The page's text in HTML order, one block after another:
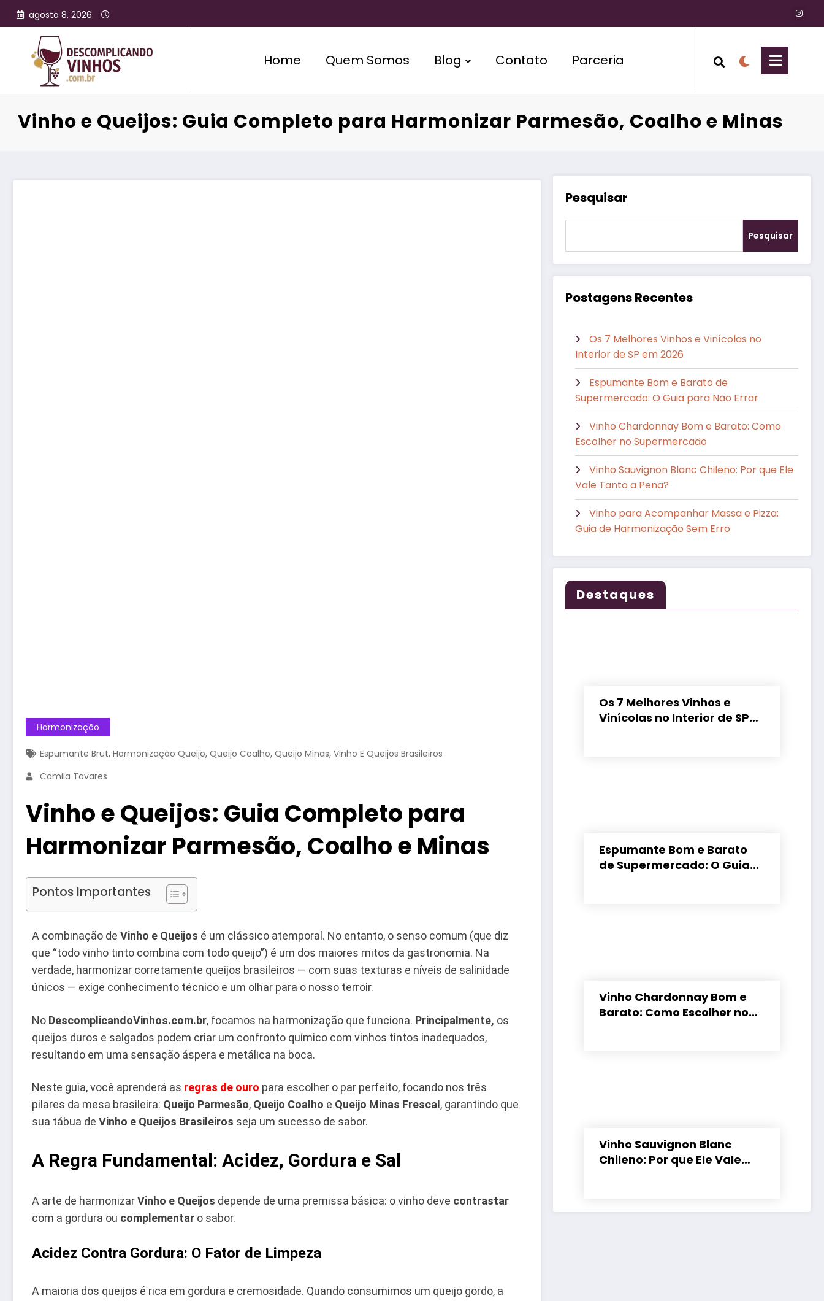
agosto 8, 2026
Home Quem Somos Blog Contato Parceria
Vinho e Queijos: Guia Completo para Harmonizar Parmesão, Coalho e Minas
Harmonização
Espumante Brut, Harmonização Queijo, Queijo Coalho, Queijo Minas, Vinho E Queijos Brasileiros
Camila Tavares
Vinho e Queijos: Guia Completo para
Harmonizar Parmesão, Coalho e Minas
Pontos Importantes
A combinação de Vinho e Queijos é um clássico atemporal. No entanto, o senso comum (que diz
que “todo vinho tinto combina com todo queijo”) é um dos maiores mitos da gastronomia. Na
verdade, harmonizar corretamente queijos brasileiros — com suas texturas e níveis de salinidade
únicos — exige conhecimento técnico e um olhar para o nosso terroir.
No DescomplicandoVinhos.com.br, focamos na harmonização que funciona. Principalmente, os
queijos duros e salgados podem criar um confronto químico com vinhos tintos inadequados,
resultando em uma sensação áspera e metálica na boca.
Neste guia, você aprenderá as regras de ouro para escolher o par perfeito, focando nos três
pilares da mesa brasileira: Queijo Parmesão, Queijo Coalho e Queijo Minas Frescal , garantindo que
sua tábua de Vinho e Queijos Brasileiros seja um sucesso de sabor.
A Regra Fundamental: Acidez, Gordura e Sal
A arte de harmonizarVinho e Queijos depende de uma premissa básica: o vinho deve contrastar
com a gordura ou complementar o sabor.
Acidez Contra Gordura: O Fator de Limpeza
A maioria dos queijos é rica em gordura e cremosidade. Quando consumimos um queijo gordo, a
Pesquisar
Pesquisar
Postagens Recentes
Os 7 Melhores Vinhos e Vinícolas no
Interior de SP em 2026
Espumante Bom e Barato de
Supermercado: O Guia para Não Errar
Vinho Chardonnay Bom e Barato: Como
Escolher no Supermercado
Vinho Sauvignon Blanc Chileno: Por que Ele
Vale Tanto a Pena?
Vinho para Acompanhar Massa e Pizza:
Guia de Harmonização Sem Erro
Destaques
Os 7 Melhores Vinhos e
Vinícolas no Interior de SP
Espumante Bom e Barato
de Supermercado: O Guia
Vinho Chardonnay Bom e
Barato: Como Escolher no
Vinho Sauvignon Blanc
Chileno: Por que Ele Vale